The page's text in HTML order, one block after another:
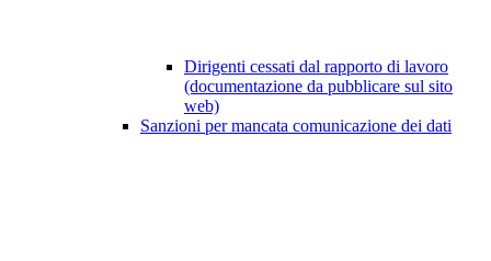
Dirigenti cessati dal rapporto di lavoro
(documentazione da pubblicare sul sito
web)
Sanzioni per mancata comunicazione dei dati